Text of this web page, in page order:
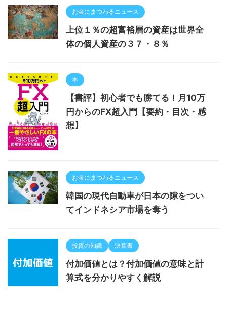
お金にまつわるニュース
上位１％の超富裕層の資産は世界全
体の個人資産の３７・８％
本
【書評】初心者でも勝てる！月10万
円からのFX超入門【要約・目次・感
想】
お金にまつわるニュース
韓国の現代自動車が日本の隙をつい
てインドネシア市場を奪う
投資の知識 決算書
付加価値とは？付加価値の意味と計
算式を分かりやすく解説